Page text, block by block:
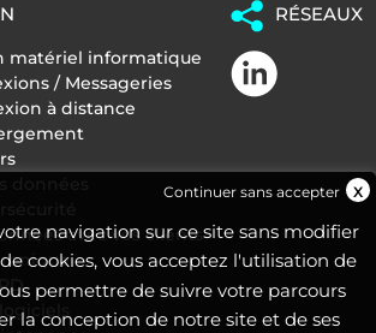
matériel informatique
/ Messageries
à distance
avec vos clients
RÉSEAUX
Continuer sans accepter
navigation sur ce site sans modifier
cookies, vous acceptez l'utilisation de
permettre de suivre votre parcours
la conception de notre site et de ses